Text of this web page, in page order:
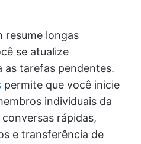
resume longas
se atualize
as tarefas pendentes.
permite que você inicie
individuais da
rápidas,
e transferência de